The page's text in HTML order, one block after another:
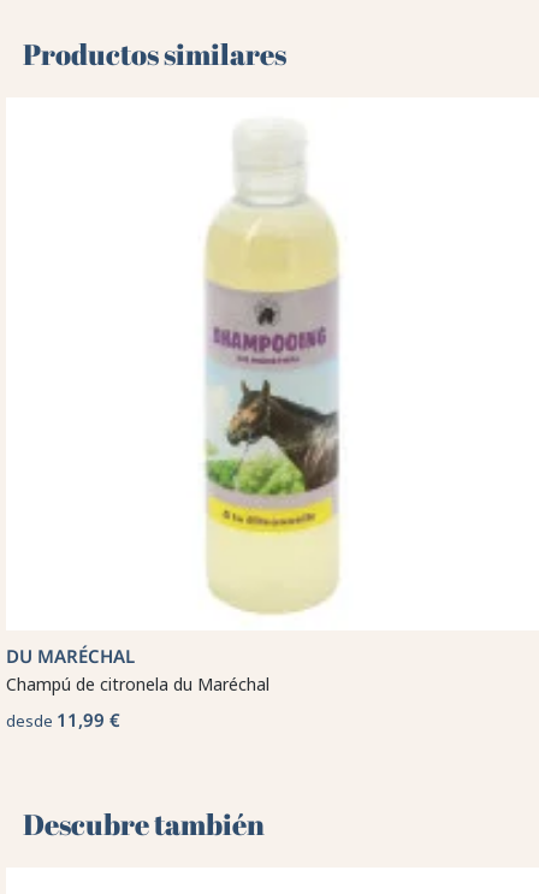
Productos similares
DU MARÉCHAL
Champú de citronela du Maréchal
desde 11,99 €
Descubre también 🌻